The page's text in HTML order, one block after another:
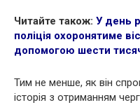
Читайте також: У день
поліція охоронятиме
допомогою шести
Тим не менше, як він
історія з отриманням